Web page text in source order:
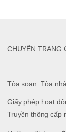
Tòa soạn: Tòa
Giấy phép hoạt
Truyền thông cấp
CHUYÊN TRANG